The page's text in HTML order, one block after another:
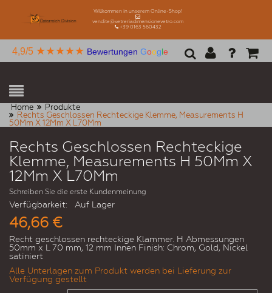
Willkommen in unserem Online-Shop!
vendite@vetreriadimensionevetro.com
+39 0163 560432
4,9/5 ★★★★★ Bewertungen Google
Home
Produkte
Rechts Geschlossen Rechteckige Klemme, Measurements H
50Mm X 12Mm X L70Mm
Rechts Geschlossen Rechteckige
Klemme, Measurements H 50Mm X
12Mm X L70Mm
Schreiben Sie die erste Kundenmeinung
Verfügbarkeit: Auf Lager
46,66 €
Recht geschlossen rechteckige Klammer. H Abmessungen
50mm x L 70 mm, 12 mm Innen Finish: Chrom, Gold, Nickel
satiniert
Alle Unterlagen zum Produkt werden bei Lieferung zur
Verfügung gestellt